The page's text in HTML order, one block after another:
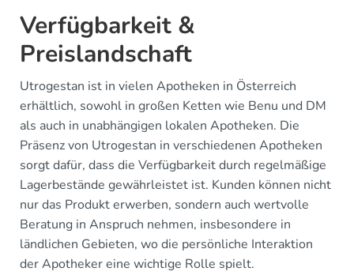
Verfügbarkeit &
Preislandschaft
Utrogestan ist in vielen Apotheken in Österreich
erhältlich, sowohl in großen Ketten wie Benu und DM
als auch in unabhängigen lokalen Apotheken. Die
Präsenz von Utrogestan in verschiedenen Apotheken
sorgt dafür, dass die Verfügbarkeit durch regelmäßige
Lagerbestände gewährleistet ist. Kunden können nicht
nur das Produkt erwerben, sondern auch wertvolle
Beratung in Anspruch nehmen, insbesondere in
ländlichen Gebieten, wo die persönliche Interaktion
der Apotheker eine wichtige Rolle spielt.